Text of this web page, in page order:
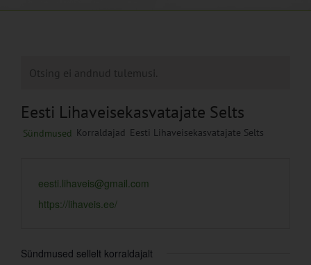
Otsing ei andnud tulemusi.
Eesti Lihaveisekasvatajate Selts
Sündmused Korraldajad Eesti Lihaveisekasvatajate Selts
eesti.lihaveis@gmail.com
https://lihaveis.ee/
Sündmused sellelt korraldajalt